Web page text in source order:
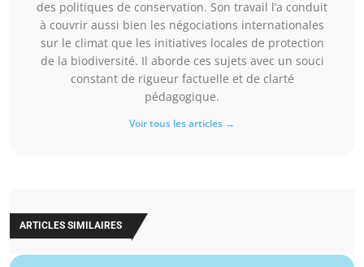
des politiques de conservation. Son travail l’a conduit
à couvrir aussi bien les négociations internationales
sur le climat que les initiatives locales de protection
de la biodiversité. Il aborde ces sujets avec un souci
constant de rigueur factuelle et de clarté
pédagogique.
Voir tous les articles →
ARTICLES SIMILAIRES